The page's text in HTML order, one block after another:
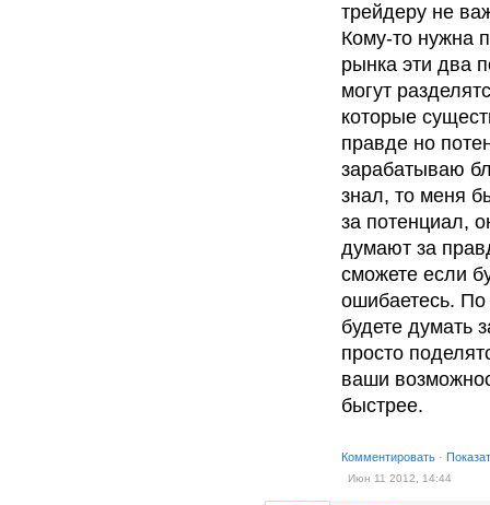
трейдеру не
Кому-то нужна
рынка эти два
могут
которые
правде но
зарабатываю
знал, то меня
за потенциал,
думают за
сможете если
ошибаетесь.
будете думать
просто
ваши
быстрее.
Комментировать ·
Июн 11 2012, 14:44